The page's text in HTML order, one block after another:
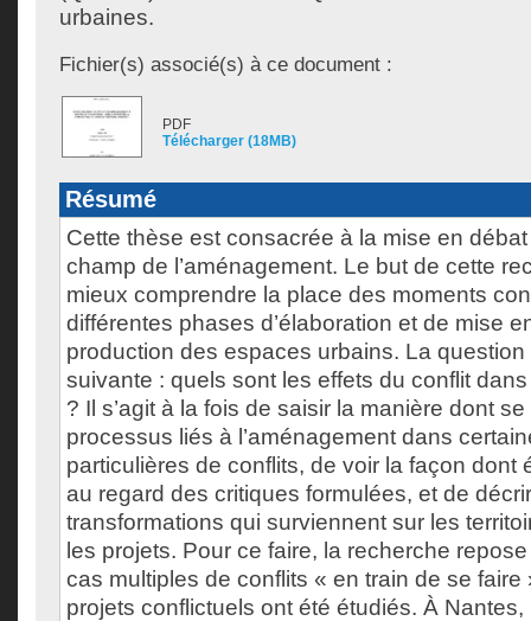
urbaines.
Fichier(s) associé(s) à ce document :
PDF
Télécharger (18MB)
Résumé
Cette thèse est consacrée à la mise en
champ de l’aménagement. Le but de cette
mieux comprendre la place des moments
différentes phases d’élaboration et de mise
production des espaces urbains. La
suivante : quels sont les effets du conflit
? Il s’agit à la fois de saisir la manière dont
processus liés à l’aménagement dans
particulières de conflits, de voir la façon dont
au regard des critiques formulées, et de
transformations qui surviennent sur les
les projets. Pour ce faire, la recherche
cas multiples de conflits « en train de se faire
projets conflictuels ont été étudiés. À Nantes,